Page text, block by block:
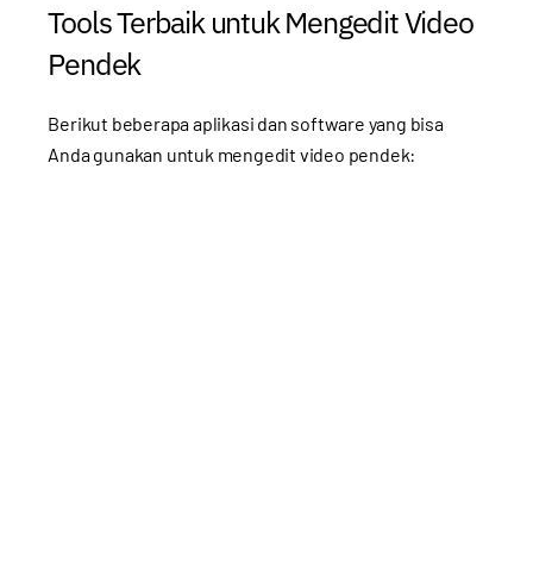
Tools Terbaik untuk Mengedit Video
Pendek
Berikut beberapa aplikasi dan software yang bisa
Anda gunakan untuk mengedit video pendek: